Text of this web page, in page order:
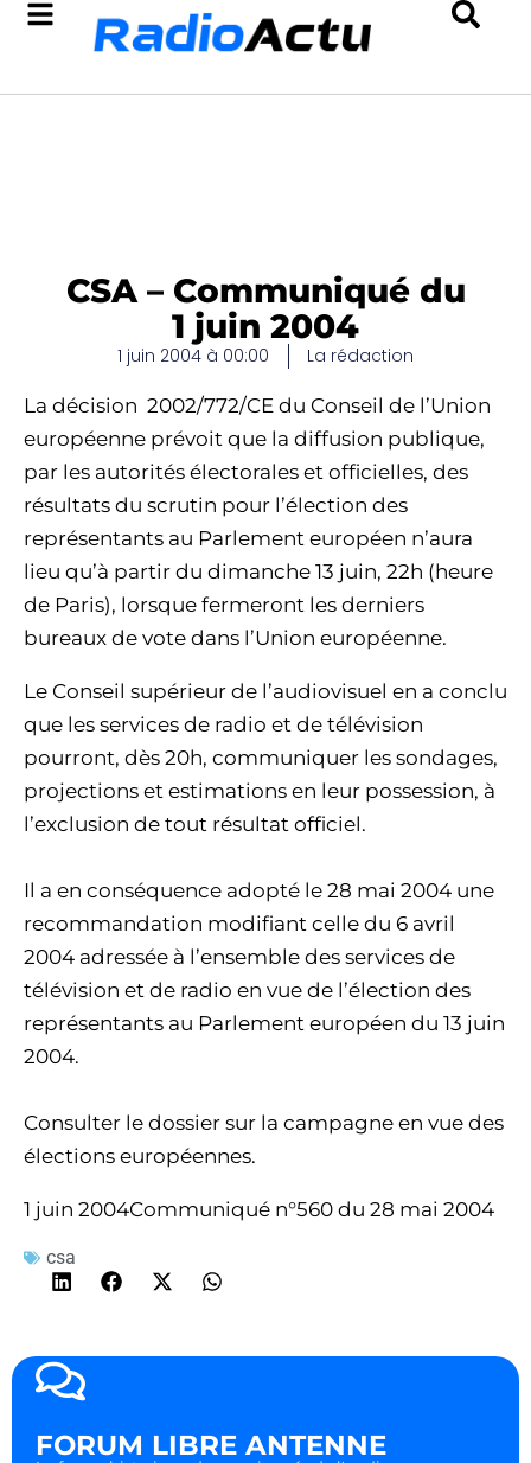
CSA – Communiqué du
1 juin 2004
1 juin 2004 à 00:00 La rédaction
La décision 2002/772/CE du Conseil de l’Union
européenne prévoit que la diffusion publique,
par les autorités électorales et officielles, des
résultats du scrutin pour l’élection des
représentants au Parlement européen n’aura
lieu qu’à partir du dimanche 13 juin, 22h (heure
de Paris), lorsque fermeront les derniers
bureaux de vote dans l’Union européenne.
Le Conseil supérieur de l’audiovisuel en a conclu
que les services de radio et de télévision
pourront, dès 20h, communiquer les sondages,
projections et estimations en leur possession, à
l’exclusion de tout résultat officiel.
Il a en conséquence adopté le 28 mai 2004 une
recommandation modifiant celle du 6 avril
2004 adressée à l’ensemble des services de
télévision et de radio en vue de l’élection des
représentants au Parlement européen du 13 juin
2004.
Consulter le dossier sur la campagne en vue des
élections européennes.
1 juin 2004Communiqué n°560 du 28 mai 2004
csa
FORUM LIBRE ANTENNE